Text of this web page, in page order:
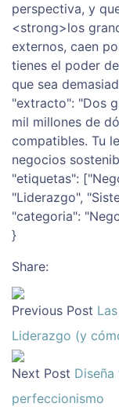
perspectiva, y
<strong>los
externos, caen
tienes el poder
que sea
"extracto": "Dos
mil millones de
compatibles. Tu
negocios
"etiquetas":
"Liderazgo",
"categoria":
}
Share:
Previous Post
Liderazgo (y
Next Post
perfeccionismo